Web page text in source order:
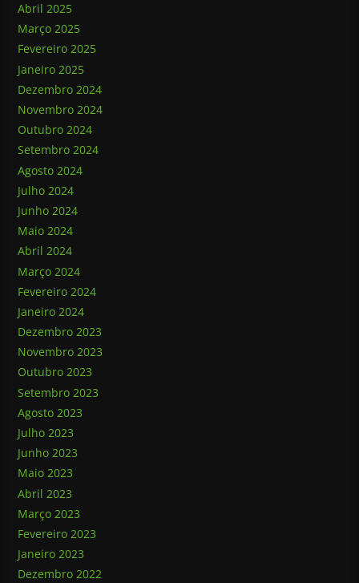
Abril 2025
Março 2025
Fevereiro 2025
Janeiro 2025
Dezembro 2024
Novembro 2024
Outubro 2024
Setembro 2024
Agosto 2024
Julho 2024
Junho 2024
Maio 2024
Abril 2024
Março 2024
Fevereiro 2024
Janeiro 2024
Dezembro 2023
Novembro 2023
Outubro 2023
Setembro 2023
Agosto 2023
Julho 2023
Junho 2023
Maio 2023
Abril 2023
Março 2023
Fevereiro 2023
Janeiro 2023
Dezembro 2022